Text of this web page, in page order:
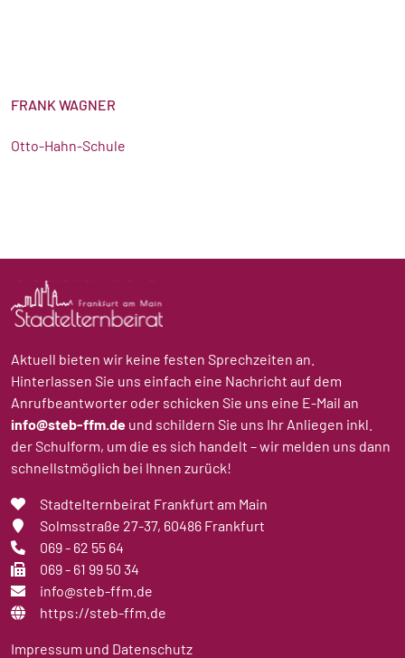
FRANK WAGNER
Otto-Hahn-Schule
Aktuell bieten wir keine festen Sprechzeiten an.
Hinterlassen Sie uns einfach eine Nachricht auf dem
Anrufbeantworter oder schicken Sie uns eine E-Mail an
info@steb-ffm.de und schildern Sie uns Ihr Anliegen inkl.
der Schulform, um die es sich handelt – wir melden uns dann
schnellstmöglich bei Ihnen zurück!
Stadtelternbeirat Frankfurt am Main
Solmsstraße 27-37, 60486 Frankfurt
069 - 62 55 64
069 - 61 99 50 34
info@steb-ffm.de
https://steb-ffm.de
Impressum und Datenschutz